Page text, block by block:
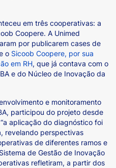
em três cooperativas: a
Coopere. A Unimed
por publicarem cases de
o Sicoob Coopere, por sua
em RH, que já contava com o
e do Núcleo de Inovação da
e monitoramento
participou do projeto desde
aplicação do diagnóstico foi
revelando perspectivas
de diferentes ramos e
de Gestão de Inovação
refletiram, a partir dos